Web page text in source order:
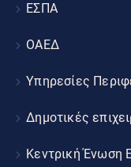
ΕΣΠΑ
ΟΑΕΔ
Υπηρεσίες
Δημοτικές
Κεντρική Ένωση